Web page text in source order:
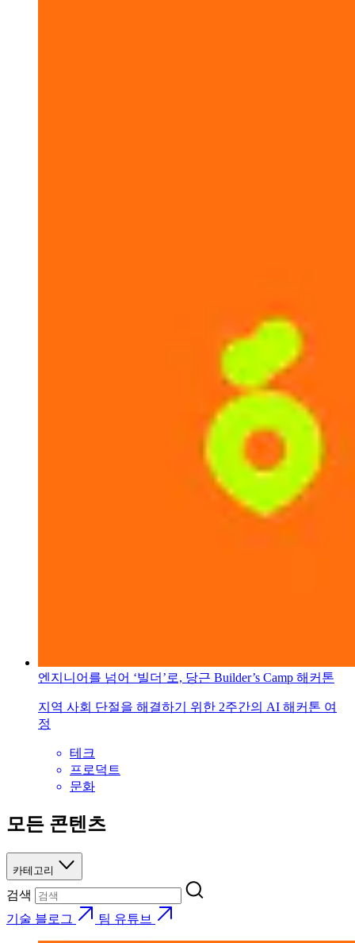
엔지니어를 넘어 ‘빌더’로, 당근 Builder’s Camp 해커톤
지역 사회 단절을 해결하기 위한 2주간의 AI 해커톤 여
정
테크
프로덕트
문화
모든 콘텐츠
카테고리
검색
기술 블로그
팀 유튜브